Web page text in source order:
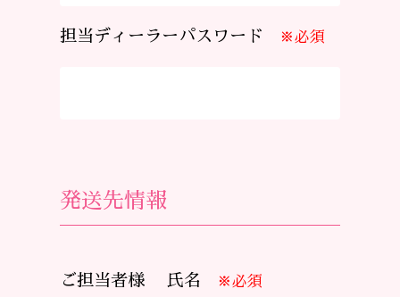
担当ディーラーパスワード ※必須
発送先情報
ご担当者様 氏名 ※必須